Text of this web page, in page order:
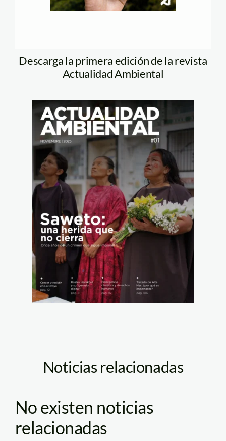
Descarga la primera edición de la revista
Actualidad Ambiental
Noticias relacionadas
No existen noticias
relacionadas